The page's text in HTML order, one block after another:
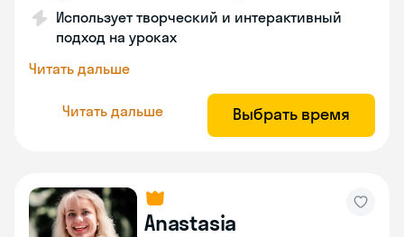
Использует творческий и интерактивный
подход на уроках
Читать дальше
Читать дальше Выбрать время
Anastasia